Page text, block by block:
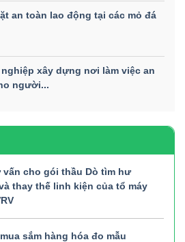
an toàn lao động tại các mỏ đá
nghiệp xây dựng nơi làm việc an
người...
cho gói thầu Dò tìm hư
thay thế linh kiện của tổ máy
sắm hàng hóa đo mẫu